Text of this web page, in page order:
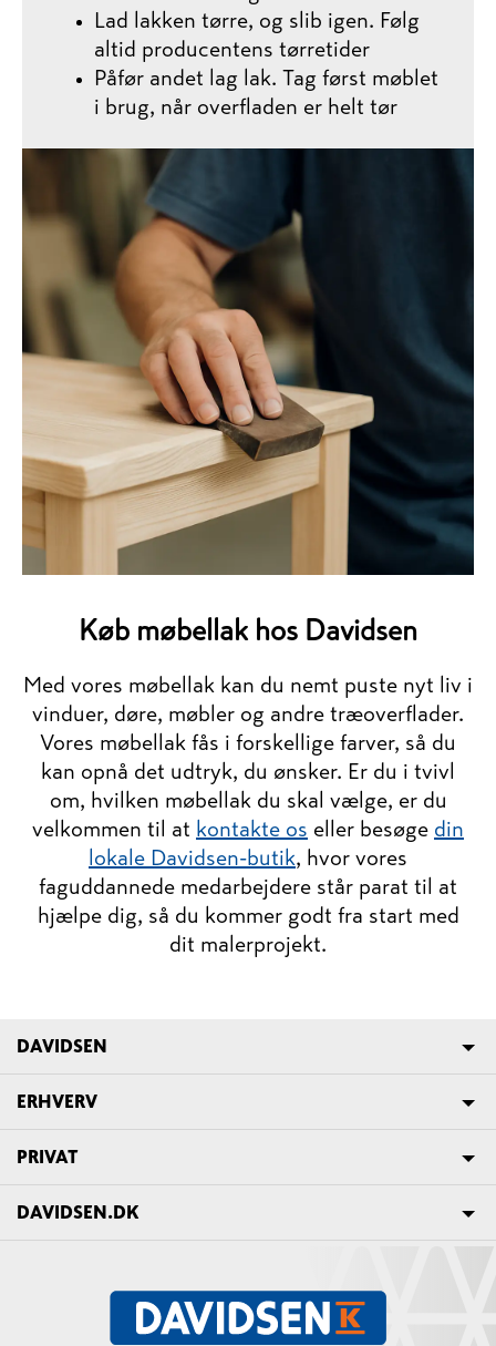
Lad lakken tørre, og slib igen. Følg
altid producentens tørretider
Påfør andet lag lak. Tag først møblet
i brug, når overfladen er helt tør
Køb møbellak hos Davidsen
Med vores møbellak kan du nemt puste nyt liv i
vinduer, døre, møbler og andre træoverflader.
Vores møbellak fås i forskellige farver, så du
kan opnå det udtryk, du ønsker. Er du i tvivl
om, hvilken møbellak du skal vælge, er du
velkommen til at kontakte os eller besøge din
lokale Davidsen-butik, hvor vores
faguddannede medarbejdere står parat til at
hjælpe dig, så du kommer godt fra start med
dit malerprojekt.
DAVIDSEN
ERHVERV
PRIVAT
DAVIDSEN.DK